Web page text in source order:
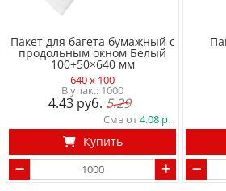
Пакет для багета бумажный с
продольным окном Белый
100+50×640 мм
640 x 100
1000
4.43 5.29
Смв от4.08
Купить